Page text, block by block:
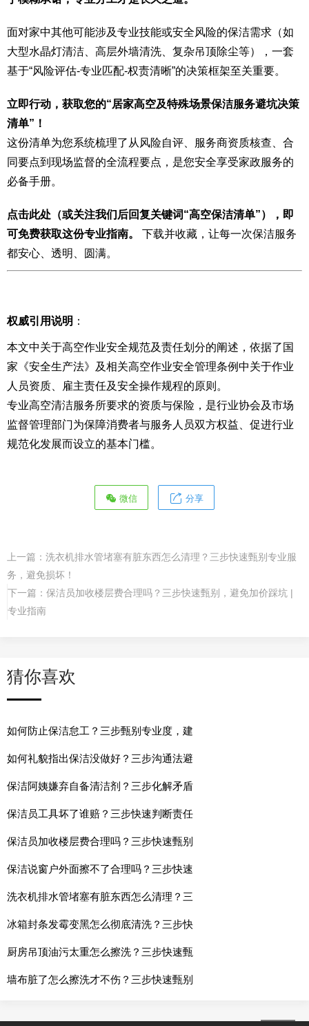
面对家中其他可能涉及专业技能或安全风险的保洁需求（如
大型水晶灯清洁、高层外墙清洗、复杂吊顶除尘等），一套
基于“风险评估-专业匹配-权责清晰”的决策框架至关重要。
立即行动，获取您的“居家高空及特殊场景保洁服务避坑决策
清单”！
这份清单为您系统梳理了从风险自评、服务商资质核查、合
同要点到现场监督的全流程要点，是您安全享受家政服务的
必备手册。
点击此处（或关注我们后回复关键词“高空保洁清单”），即
可免费获取这份专业指南。
下载并收藏，让每一次保洁服务
都安心、透明、圆满。
权威引用说明 ：
本文中关于高空作业安全规范及责任划分的阐述，依据了国
家《安全生产法》及相关高空作业安全管理条例中关于作业
人员资质、雇主责任及安全操作规程的原则。
专业高空清洁服务所要求的资质与保险，是行业协会及市场
监督管理部门为保障消费者与服务人员双方权益、促进行业
规范化发展而设立的基本门槛。
微信 分享
上一篇： 洗衣机排水管堵塞有脏东西怎么清理？三步快速甄别专业服
务，避免损坏！
下一篇： 保洁员加收楼层费合理吗？三步快速甄别，避免加价踩坑 |
专业指南
猜你喜欢
如何防止保洁怠工？三步甄别专业度，建
如何礼貌指出保洁没做好？三步沟通法避
保洁阿姨嫌弃自备清洁剂？三步化解矛盾
保洁员工具坏了谁赔？三步快速判断责任
保洁员加收楼层费合理吗？三步快速甄别
保洁说窗户外面擦不了合理吗？三步快速
洗衣机排水管堵塞有脏东西怎么清理？三
冰箱封条发霉变黑怎么彻底清洗？三步快
厨房吊顶油污太重怎么擦洗？三步快速甄
墙布脏了怎么擦洗才不伤？三步快速甄别